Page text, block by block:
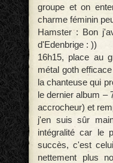
groupe et on
charme féminin
Hamster : Bon
d'Edenbrige : ))
16h15, place au
métal goth
la chanteuse qui
le dernier album –
accrocheur) et
j'en suis sûr
intégralité car le
succès, c'est
nettement plus